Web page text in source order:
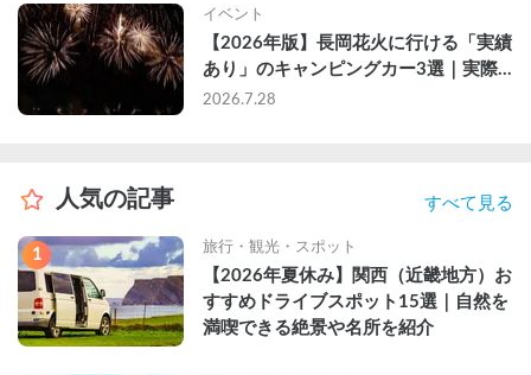
イベント
【2026年版】長岡花火に行ける「実績
あり」のキャンピングカー3選｜実際
に利用したゲストのレビュー付き
2026.7.28
人気の記事 すべて見る
1 旅行・観光・スポット
【2026年夏休み】関西（近畿地方）お
すすめドライブスポット15選｜自然を
満喫できる絶景や名所を紹介